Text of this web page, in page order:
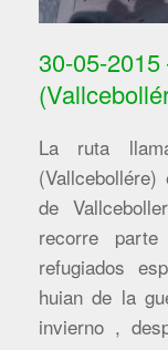
30-05-
La ruta
de
recorre
refugiados
huian de la
invierno ,